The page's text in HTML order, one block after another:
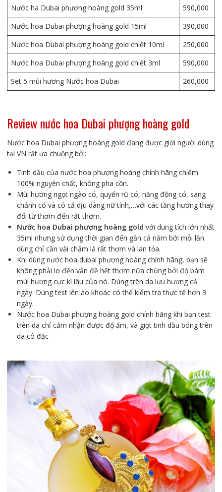
Nước ha Dubai phượng hoàng gold 35ml
590,000
Nước hoa Dubai phượng hoàng gold 15ml
390,000
Nước hoa Dubai phượng hoàng gold chiết 10ml
250,000
Nước hoa Dubai phượng hoàng gold chiết 3ml
590,000
Set 5 mùi hương Nước hoa Dubai
260,000
Review nước hoa Dubai phượng hoàng gold
Nước hoa Dubai phượng hoàng gold đang được giới người dùng
tại VN rất ưa chuộng bởi:
Tinh dầu của nước hoa phượng hoàng chính hãng chiếm
100% nguyên chất, không pha cồn.
Mùi hương ngọt ngào có, quyến rũ có, năng động có, sang
chảnh có và có cả dịu dàng nữ tính,…với các tầng hương thay
đổi từ thơm đến rất thơm.
Nước hoa Dubai phượng hoàng gold với dung tích lớn nhất
35ml nhưng sử dụng thời gian đến gần cả năm bởi mỗi lần
dùng chỉ cần vài chấm là rất thơm và lan tỏa.
Khi dùng nước hoa dubai phượng hoàng chính hãng, bạn sẽ
không phải lo đến vấn đề hết thơm nữa chừng bởi độ bám
mùi hương cực kì lâu của nó. Dùng trên da lưu hương cả
ngày. Dùng test lên áo khoác có thể kiểm tra thực tế hơn 3
ngày.
Nước hoa Dubai phượng hoàng gold chính hãng khi bạn test
trên da chỉ cảm nhận được độ ấm, và giọt tinh dầu bóng trên
da cô đặc